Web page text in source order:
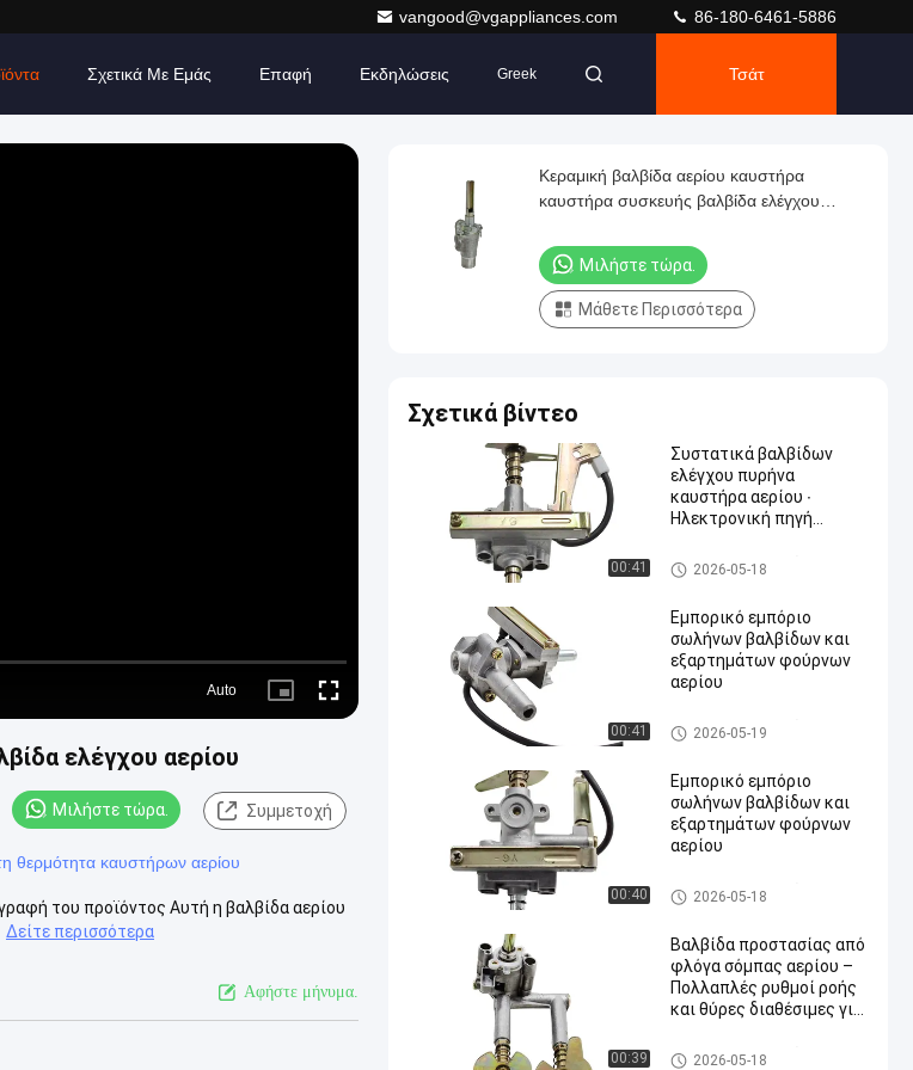
vangood@vgappliances.com 86-180-6461-5886
Σχετικά Με Εμάς Επαφή Εκδηλώσεις Greek Τσάτ
Auto
Picture- Fullscreen
ελέγχου αερίου
Μιλήστε τώρα. Συμμετοχή
θερμότητα καυστήρων αερίου
του προϊόντος Αυτή η βαλβίδα αερίου
Δείτε περισσότερα
Αφήστε μήνυμα.
Κεραμική βαλβίδα αερίου καυστήρα
καυστήρα συσκευής βαλβίδα ελέγχου
Μιλήστε τώρα.
Μάθετε Περισσότερα
Σχετικά βίντεο
00:41
Συστατικά βαλβίδων
ελέγχου πυρήνα
καυστήρα αερίου ∙
Ηλεκτρονική πηγή
διαμόρφωση
παραμέτρων
εξαρτήματα σομπών αερίου
2026-05-18
00:41
Εμπορικό εμπόριο
σωλήνων βαλβίδων και
εξαρτημάτων φούρνων
αερίου
εξαρτήματα σομπών αερίου
2026-05-19
00:40
Εμπορικό εμπόριο
σωλήνων βαλβίδων και
εξαρτημάτων φούρνων
αερίου
εξαρτήματα σομπών αερίου
2026-05-18
00:39
Βαλβίδα προστασίας από
φλόγα σόμπας αερίου –
Πολλαπλές ρυθμοί ροής
και θύρες διαθέσιμες για
παραγγελία
εξαρτήματα σομπών αερίου
2026-05-18